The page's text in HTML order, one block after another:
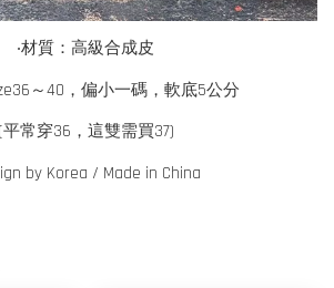
‧材質：高級合成皮
～40，偏小一碼，軟底5公分
(平常穿36，這雙需買37)
by Korea / Made in China